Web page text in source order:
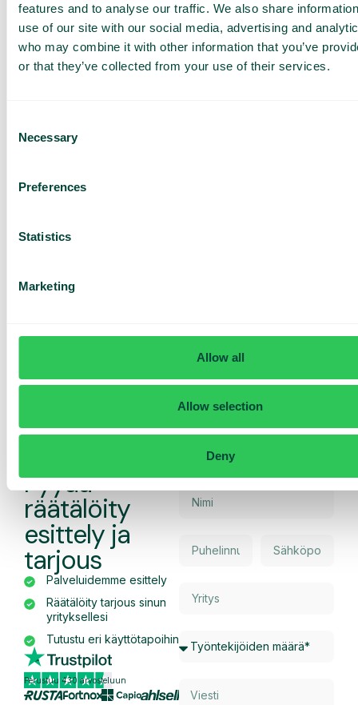
features and to analyse our traffic. We also share
use of our site with our social media, advertising and
who may combine it with other information that you’ve
or that they’ve collected from your use of their services.
Selection
Necessary
Preferences
Statistics
Marketing
Allow all
Allow selection
Deny
(lisämaksuja veloitetaan).
Historia:
Katso aiempia vuorovaikutustilanteita nähdäksesi
Telavox Tiketöinti -toiminnallisuuden avulla yritykset voivat
Olitpa sitten pienyritys tai maailmanlaajuinen yritys, oikean
vankan, integroidun ratkaisun, joka yksinkertaistaa
tiketöintiä ja johtaa tyytyväisempiin asiakkaisiin.
Pyydä
räätälöity
esittely ja
tarjous
Palveluidemme esittely
Räätälöity tarjous sinun
yrityksellesi
Tutustu eri käyttötapoihin
Perustuu 430 arvosteluun